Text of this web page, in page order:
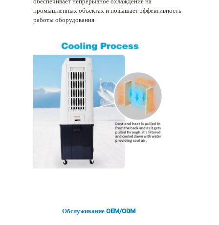
промышленных объектах и повышает эффективность
работы оборудования.
Обслуживание OEM/ODM